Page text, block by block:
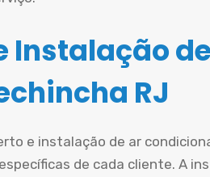
Instalação
RJ
e instalação de ar
de cada cliente. A